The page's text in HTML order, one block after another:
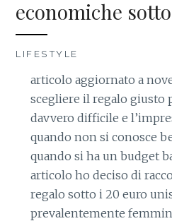
economiche
LIFESTYLE
articolo aggiornato a
scegliere il regalo giusto
davvero difficile e
quando non si conosce
quando si ha un budget
articolo ho deciso di
regalo sotto i 20 euro
prevalentemente